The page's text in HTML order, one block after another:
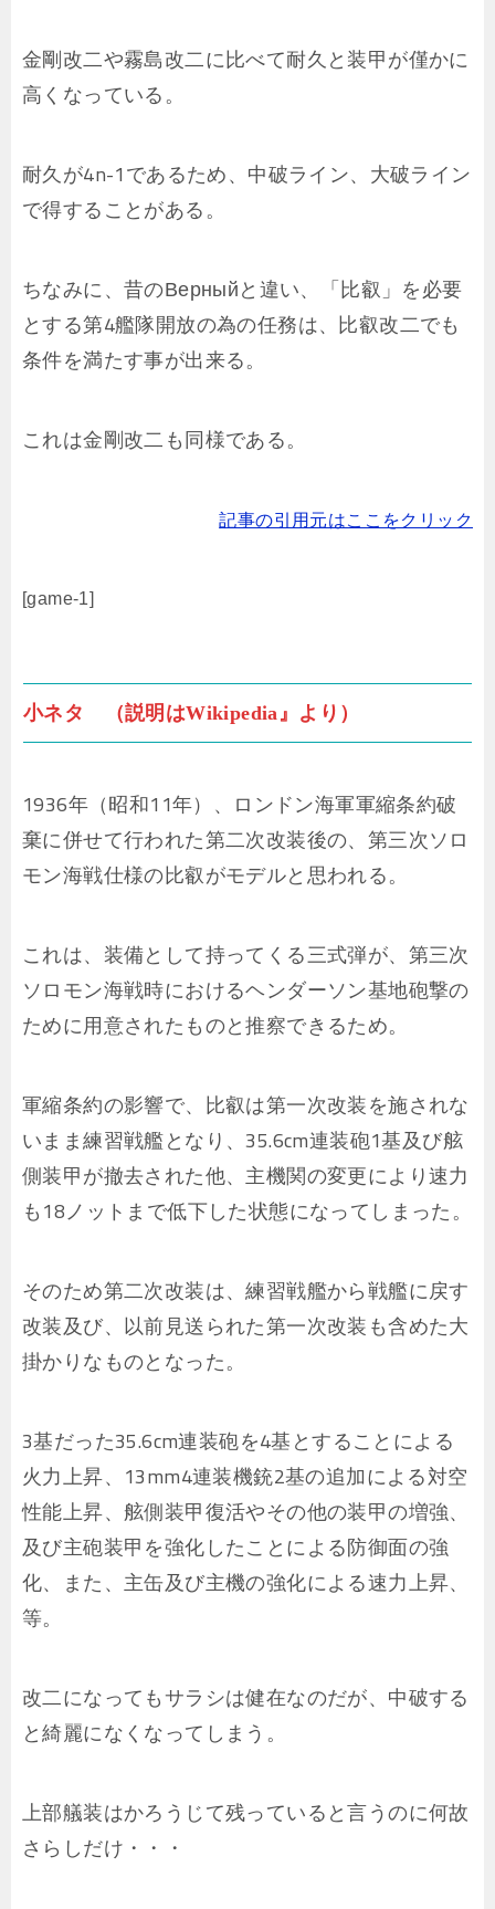
金剛改二や霧島改二に比べて耐久と装甲が僅かに
高くなっている。
耐久が4n-1であるため、中破ライン、大破ライン
で得することがある。
ちなみに、昔のВерныйと違い、「比叡」を必要
とする第4艦隊開放の為の任務は、比叡改二でも
条件を満たす事が出来る。
これは金剛改二も同様である。
記事の引用元はここをクリック
[game-1]
小ネタ （説明はWikipedia』より）
1936年（昭和11年）、ロンドン海軍軍縮条約破
棄に併せて行われた第二次改装後の、第三次ソロ
モン海戦仕様の比叡がモデルと思われる。
これは、装備として持ってくる三式弾が、第三次
ソロモン海戦時におけるヘンダーソン基地砲撃の
ために用意されたものと推察できるため。
軍縮条約の影響で、比叡は第一次改装を施されな
いまま練習戦艦となり、35.6cm連装砲1基及び舷
側装甲が撤去された他、主機関の変更により速力
も18ノットまで低下した状態になってしまった。
そのため第二次改装は、練習戦艦から戦艦に戻す
改装及び、以前見送られた第一次改装も含めた大
掛かりなものとなった。
3基だった35.6cm連装砲を4基とすることによる
火力上昇、13mm4連装機銃2基の追加による対空
性能上昇、舷側装甲復活やその他の装甲の増強、
及び主砲装甲を強化したことによる防御面の強
化、また、主缶及び主機の強化による速力上昇、
等。
改二になってもサラシは健在なのだが、中破する
と綺麗になくなってしまう。
上部艤装はかろうじて残っていると言うのに何故
さらしだけ・・・